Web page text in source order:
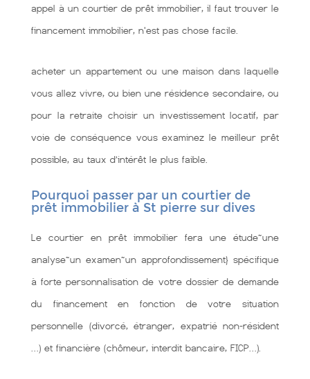
appel à un courtier de prêt immobilier, il faut trouver le
financement immobilier, n'est pas chose facile.
acheter un appartement ou une maison dans laquelle
vous allez vivre, ou bien une résidence secondaire, ou
pour la retraite choisir un investissement locatif, par
voie de conséquence vous examinez le meilleur prêt
possible, au taux d’intérêt le plus faible.
Pourquoi passer par un courtier de
prêt immobilier à St pierre sur dives
Le courtier en prêt immobilier fera une étude~une
analyse~un examen~un approfondissement} spécifique
à forte personnalisation de votre dossier de demande
du financement en fonction de votre situation
personnelle (divorcé, étranger, expatrié non-résident
…) et financière (chômeur, interdit bancaire, FICP…).